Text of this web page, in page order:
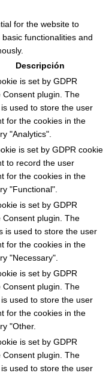
for the website to
functionalities and
Descripción
is set by GDPR
Consent plugin. The
used to store the user
for the cookies in the
"Analytics".
is set by GDPR cookie
to record the user
for the cookies in the
"Functional".
is set by GDPR
Consent plugin. The
is used to store the user
for the cookies in the
"Necessary".
is set by GDPR
Consent plugin. The
used to store the user
for the cookies in the
"Other.
is set by GDPR
Consent plugin. The
used to store the user